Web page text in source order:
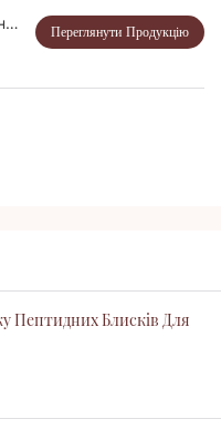
Переглянути Продукцію
Пептидних Блисків Для